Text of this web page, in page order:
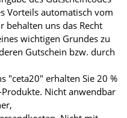
Vorteils automatisch vom
behalten uns das Recht
wichtigen Grundes zu
Gutschein bzw. durch
"ceta20" erhalten Sie 20 %
Nicht anwendbar